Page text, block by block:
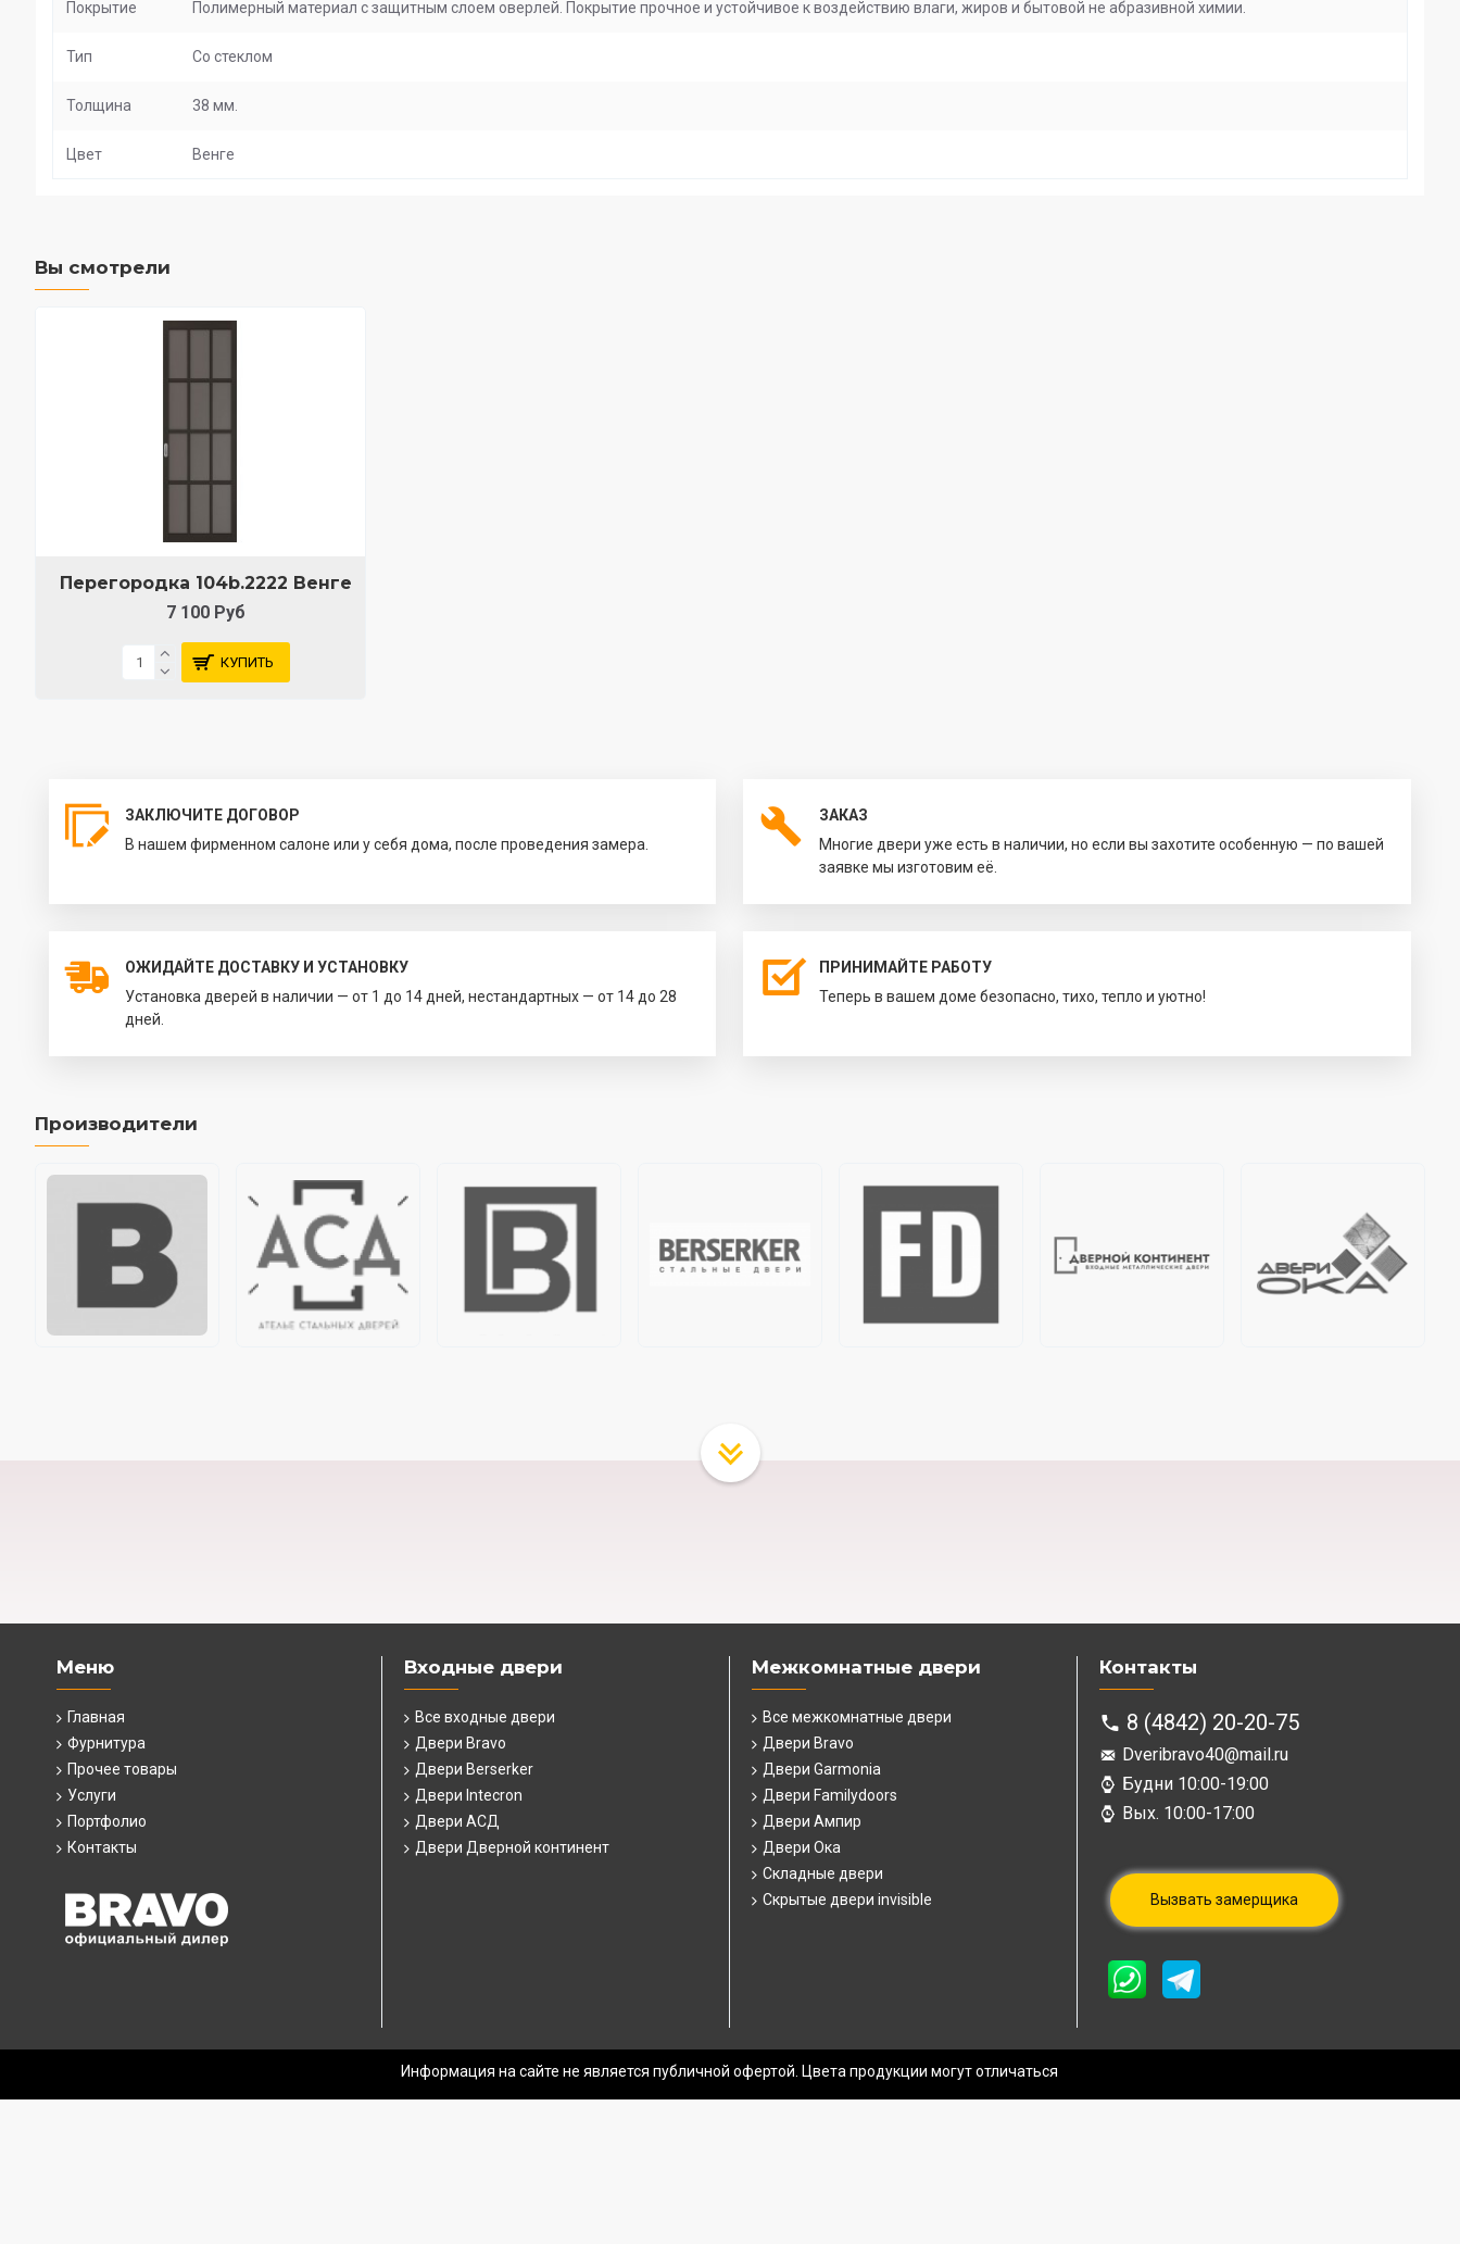
Покрытие Полимерный материал с защитным слоем оверлей. Покрытие прочное и устойчивое к воздействию влаги, жиров и бытовой не абразивной химии.
Тип Со стеклом
Толщина 38 мм.
Цвет Венге
Вы смотрели
Перегородка 104b.2222 Венге
7 100 Руб
КУПИТЬ
ЗАКЛЮЧИТЕ ДОГОВОР
В нашем фирменном салоне или у себя дома, после проведения замера.
ЗАКАЗ
Многие двери уже есть в наличии, но если вы захотите особенную — по вашей
заявке мы изготовим её.
ОЖИДАЙТЕ ДОСТАВКУ И УСТАНОВКУ
Установка дверей в наличии — от 1 до 14 дней, нестандартных — от 14 до 28
дней.
ПРИНИМАЙТЕ РАБОТУ
Теперь в вашем доме безопасно, тихо, тепло и уютно!
Производители
Меню
Главная
Фурнитура
Прочее товары
Услуги
Портфолио
Контакты
Входные двери
Все входные двери
Двери Bravo
Двери Berserker
Двери Intecron
Двери АСД
Двери Дверной континент
Межкомнатные двери
Все межкомнатные двери
Двери Bravo
Двери Garmonia
Двери Familydoors
Двери Ампир
Двери Ока
Складные двери
Скрытые двери invisible
Контакты
8 (4842) 20-20-75
Dveribravo40@mail.ru
Будни 10:00-19:00
Вых. 10:00-17:00
Вызвать замерщика
Информация на сайте не является публичной офертой. Цвета продукции могут отличаться